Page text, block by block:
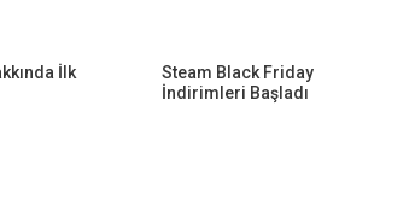
İlk
Steam Black Friday
İndirimleri Başladı